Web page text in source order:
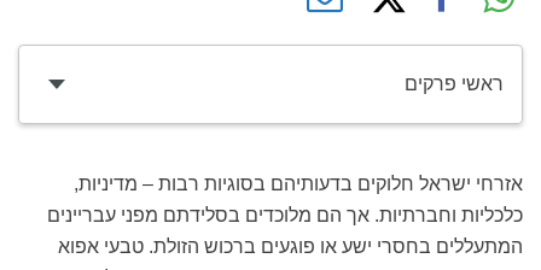
ראשי פרקים
אזרחי ישראל חלוקים בדעותיהם בסוגיות רבות – מדיניות,
כלכליות וחברתיות. אך הם מלוכדים בסלידתם מפני עבריינים
המתעללים בחסרי ישע או פוגעים ברכוש הזולת. טבעי אפוא